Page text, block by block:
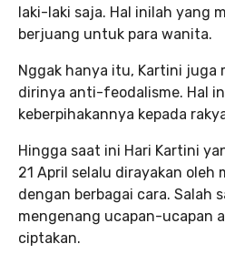
laki-laki saja. Hal inilah yang
berjuang untuk para wanita.
Nggak hanya itu, Kartini juga
dirinya anti-feodalisme. Hal
keberpihakannya kepada
Hingga saat ini Hari Kartini
21 April selalu dirayakan oleh
dengan berbagai cara. Salah
mengenang ucapan-ucapan
ciptakan.